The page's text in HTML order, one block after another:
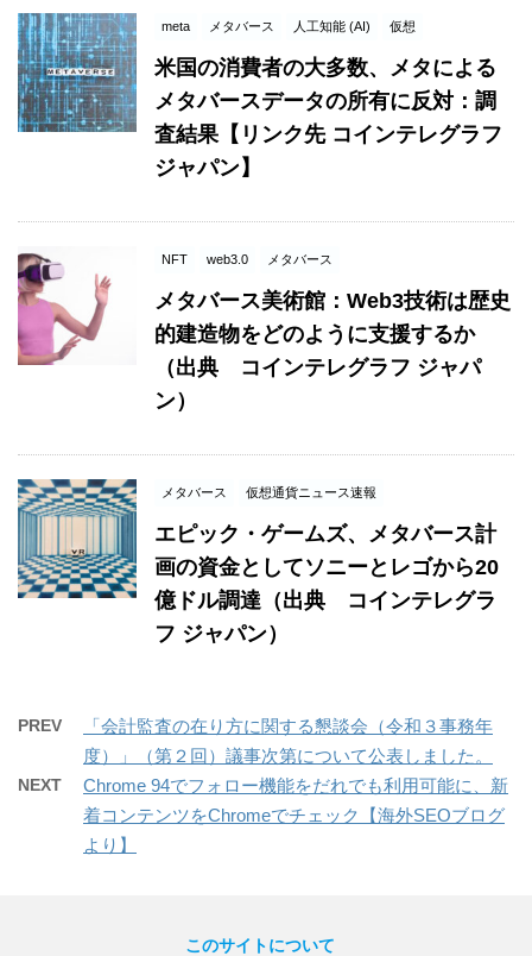
meta メタバース 人工知能 (AI) 仮想
米国の消費者の大多数、メタによる
メタバースデータの所有に反対：調
査結果【リンク先 コインテレグラフ
ジャパン】
NFT web3.0 メタバース
メタバース美術館：Web3技術は歴史
的建造物をどのように支援するか
（出典 コインテレグラフ ジャパ
ン）
メタバース 仮想通貨ニュース速報
エピック・ゲームズ、メタバース計
画の資金としてソニーとレゴから20
億ドル調達（出典 コインテレグラ
フ ジャパン）
PREV
「会計監査の在り方に関する懇談会（令和３事務年
度）」（第２回）議事次第について公表しました。
NEXT
Chrome 94でフォロー機能をだれでも利用可能に、新
着コンテンツをChromeでチェック【海外SEOブログ
より】
このサイトについて